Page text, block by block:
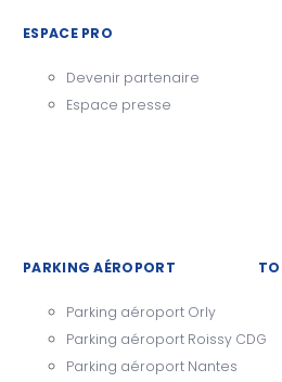
ESPACE PRO
Devenir partenaire
Espace presse
PARKING AÉROPORT
Parking aéroport Orly
Parking aéroport Roissy CDG
Parking aéroport Nantes